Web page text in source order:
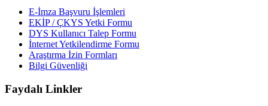
E-İmza Başvuru İşlemleri
EKİP / ÇKYS Yetki Formu
DYS Kullanıcı Talep Formu
İnternet Yetkilendirme Formu
Araştırma İzin Formları
Bilgi Güvenliği
Faydalı Linkler